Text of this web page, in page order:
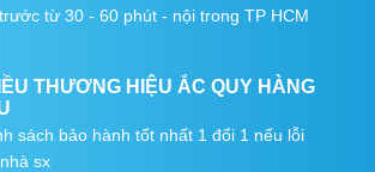
từ 30 - 60 phút - nội trong TP HCM
THƯƠNG HIỆU ẮC QUY HÀNG
sách bảo hành tốt nhất 1 đổi 1 nếu lỗi
sx